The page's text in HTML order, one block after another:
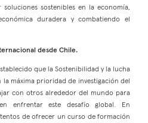
sostenibles en la economía,
duradera y combatiendo el
desde Chile.
que la Sostenibilidad y la lucha
máxima prioridad de investigación del
con otros alrededor del mundo para
enfrentar este desafío global. En
de ofrecer un curso de formación